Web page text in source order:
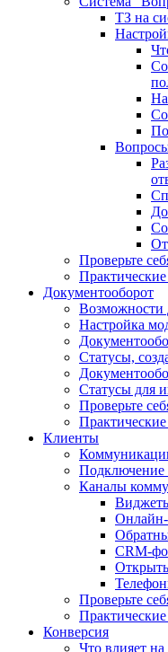
ТЗ на
Проверьте
Практические
Документооборот
Возможности
Настройка
Статусы,
Статусы для
Проверьте
Практические
Клиенты
Подключение
Каналы
Онлайн-
CRM-
Проверьте
Практические
Конверсия
Что влияет